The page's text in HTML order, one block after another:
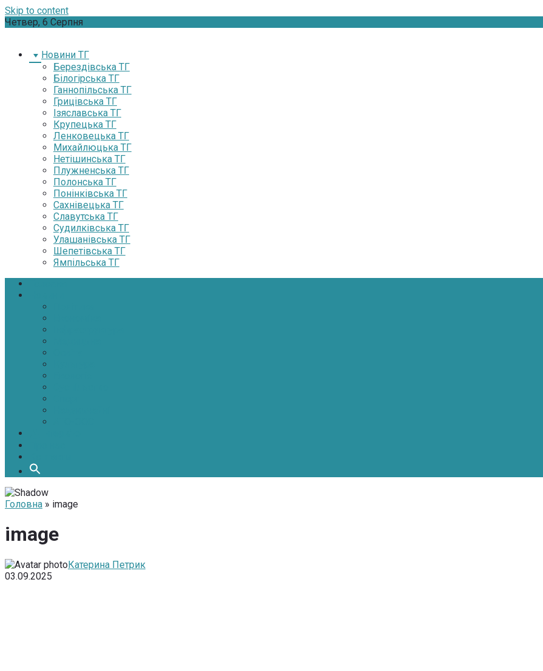
Skip to content
Четвер, 6 Серпня
Новини ТГ
Берездівська ТГ
Білогірська ТГ
Ганнопільська ТГ
Грицівська ТГ
Ізяславська ТГ
Крупецька ТГ
Ленковецька ТГ
Михайлюцька ТГ
Нетішинська ТГ
Плужненська ТГ
Полонська ТГ
Понінківська ТГ
Сахнівецька ТГ
Славутська ТГ
Судилківська ТГ
Улашанівська ТГ
Шепетівська ТГ
Ямпільська ТГ
Головна » image
image
Катерина Петрик
03.09.2025